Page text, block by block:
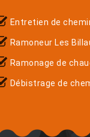
Entretien de
Ramoneur Les
Ramonage de
Débistrage de